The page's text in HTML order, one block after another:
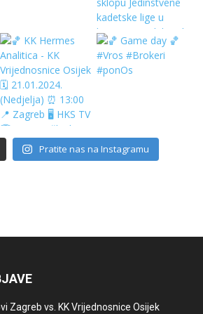
Pratite nas na Instagramu
Zagreb vs. KK Vrijednosnice Osijek